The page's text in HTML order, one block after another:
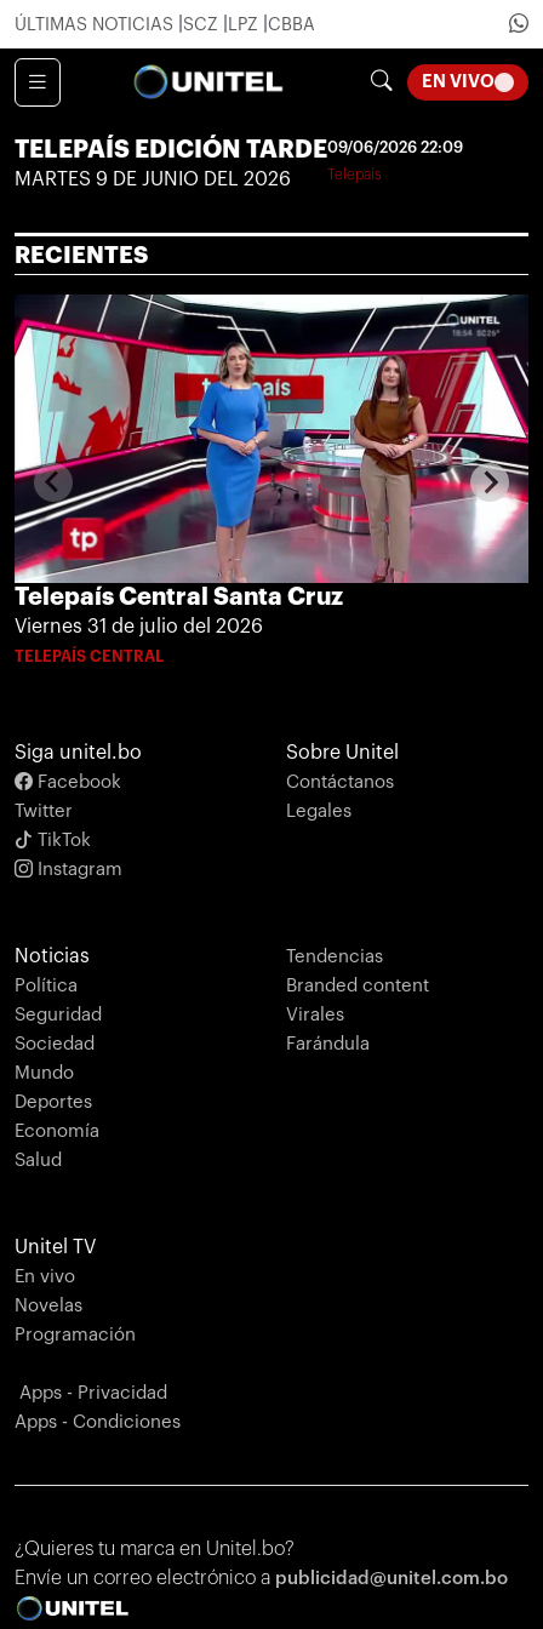
ÚLTIMAS NOTICIAS SCZ LPZ CBBA
EN VIVO
TELEPAÍS EDICIÓN TARDE
MARTES 9 DE JUNIO DEL 2026
09/06/2026 22:09
Telepaís
RECIENTES
Telepaís Central Santa Cruz
Viernes 31 de julio del 2026
TELEPAÍS CENTRAL
Siga unitel.bo
Facebook
Twitter
TikTok
Instagram
Sobre Unitel
Contáctanos
Legales
Noticias
Política
Seguridad
Sociedad
Mundo
Deportes
Economía
Salud
Tendencias
Branded content
Virales
Farándula
Unitel TV
En vivo
Novelas
Programación
Apps - Privacidad
Apps - Condiciones
¿Quieres tu marca en Unitel.bo?
Envíe un correo electrónico a publicidad@unitel.com.bo